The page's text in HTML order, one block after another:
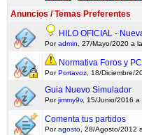
Anuncios / Temas Preferentes
HILO OFICIAL -
Poradmin , 27/Mayo/2020 a
Normativa Foros y
PorPortavoz , 18/Diciembre/
Guia Nuevo Simulador
Porjimmy9v, 15/Junio/2016 a
Comenta tus partidos
Poragosto , 28/Agosto/2012